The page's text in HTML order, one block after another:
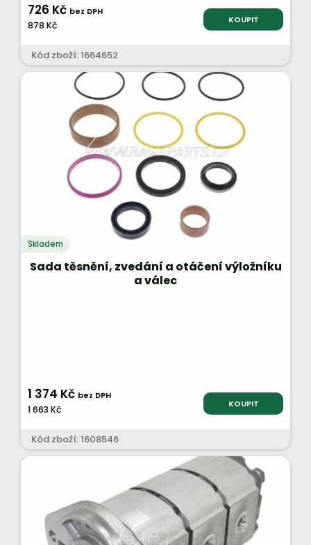
726 Kč bez DPH
878 Kč KOUPIT
Kód zboží: 1664652
Skladem
Sada těsnění, zvedání a otáčení výložníku
a válec
1 374 Kč bez DPH
1 663 Kč KOUPIT
Kód zboží: 1608546